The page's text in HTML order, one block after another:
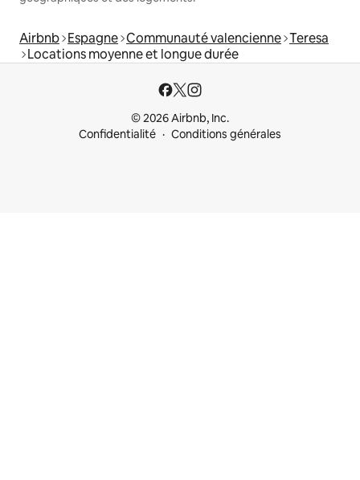
Airbnb Espagne Communauté valencienne Teresa
Locations moyenne et longue durée
© 2026 Airbnb, Inc.
Confidentialité
Conditions générales